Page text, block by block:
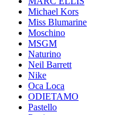
Michael Kors
Miss Blumarine
Moschino
MSGM
Naturino
Neil Barrett
Nike
Oca Loca
ODIETAMO
Pastello